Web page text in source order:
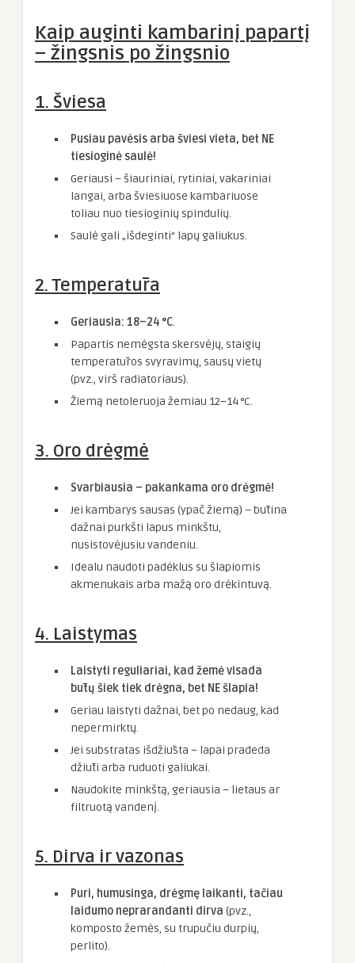
Kaip auginti kambarinį papartį
– žingsnis po žingsnio
1. Šviesa
Pusiau pavėsis arba šviesi vieta, bet NE
tiesioginė saulė!
Geriausi – šiauriniai, rytiniai, vakariniai
langai, arba šviesiuose kambariuose
toliau nuo tiesioginių spindulių.
Saulė gali „išdeginti“ lapų galiukus.
2. Temperatūra
Geriausia: 18–24 °C.
Papartis nemėgsta skersvėjų, staigių
temperatūros svyravimų, sausų vietų
(pvz., virš radiatoriaus).
Žiemą netoleruoja žemiau 12–14 °C.
3. Oro drėgmė
Svarbiausia – pakankama oro drėgmė!
Jei kambarys sausas (ypač žiemą) – būtina
dažnai purkšti lapus minkštu,
nusistovėjusiu vandeniu.
Idealu naudoti padėklus su šlapiomis
akmenukais arba mažą oro drėkintuvą.
4. Laistymas
Laistyti reguliariai, kad žemė visada
būtų šiek tiek drėgna, bet NE šlapia!
Geriau laistyti dažnai, bet po nedaug, kad
nepermirktų.
Jei substratas išdžiūsta – lapai pradeda
džiūti arba ruduoti galiukai.
Naudokite minkštą, geriausia – lietaus ar
filtruotą vandenį.
5. Dirva ir vazonas
Puri, humusinga, drėgmę laikanti, tačiau
laidumo neprarandanti dirva (pvz.,
komposto žemės, su trupučiu durpių,
perlito).